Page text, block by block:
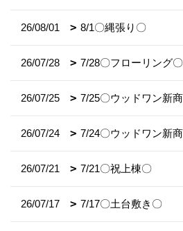
26/08/01 8/1〇縄張り〇
26/07/28 7/28〇フローリング〇
26/07/25 7/25〇ウッドワン新
26/07/24 7/24〇ウッドワン新
26/07/21 7/21〇祝上棟〇
26/07/17 7/17〇土台敷き〇